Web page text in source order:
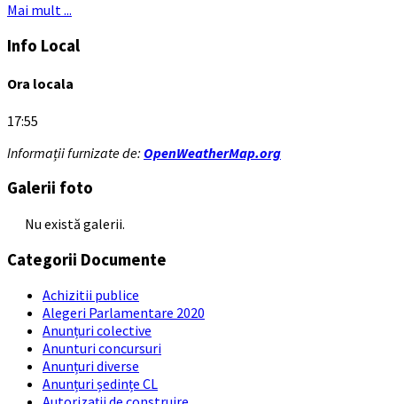
Mai mult ...
Info Local
Ora locala
17:55
Informații furnizate de: OpenWeatherMap.org
Galerii foto
Nu există galerii.
Categorii Documente
Achizitii publice
Alegeri Parlamentare 2020
Anunțuri colective
Anunturi concursuri
Anunțuri diverse
Anunțuri ședințe CL